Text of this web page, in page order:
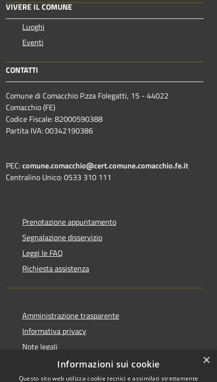
VIVERE IL COMUNE
Luoghi
Eventi
CONTATTI
Comune di Comacchio P.zza Folegatti, 15 - 44022
Comacchio (FE)
Codice Fiscale: 82000590388
Partita IVA: 00342190386
PEC:comune.comacchio@cert.comune.comacchio.fe.it
Centralino Unico: 0533 310 111
Prenotazione appuntamento
Segnalazione disservizio
Leggi le FAQ
Richiesta assistenza
Amministrazione trasparente
Informativa privacy
Note legali
Dichiarazione di accessibilità
×
Informazioni sui cookie
Questo sito web utilizza cookie tecnici e assimilati strettamente